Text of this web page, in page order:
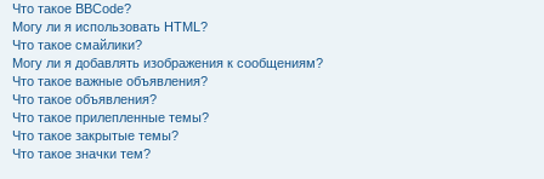
Что такое BBCode?
Могу ли я использовать HTML?
Что такое смайлики?
Могу ли я добавлять изображения к сообщениям?
Что такое важные объявления?
Что такое объявления?
Что такое прилепленные темы?
Что такое закрытые темы?
Что такое значки тем?